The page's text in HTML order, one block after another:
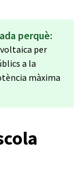
perquè:
per
a la
màxima